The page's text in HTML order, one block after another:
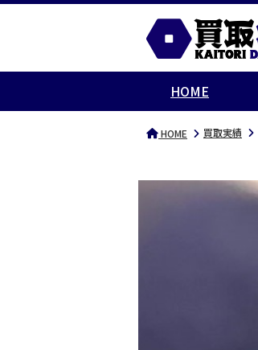
HOME
HOME 買取実績